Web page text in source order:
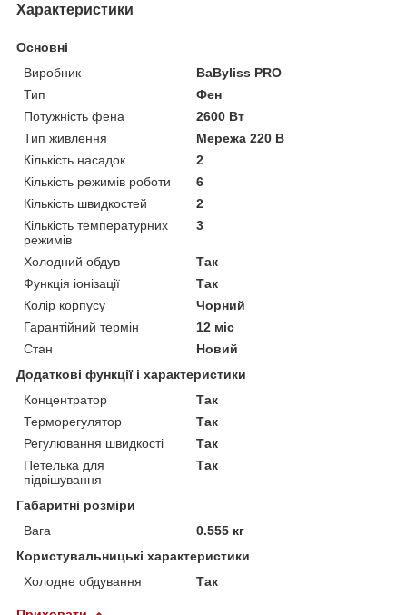
Характеристики
Основні
Виробник
BaByliss PRO
Тип
Фен
Потужність фена
2600 Вт
Тип живлення
Мережа 220 В
Кількість насадок
2
Кількість режимів роботи
6
Кількість швидкостей
2
Кількість температурних
режимів
3
Холодний обдув
Так
Функція іонізації
Так
Колір корпусу
Чорний
Гарантійний термін
12 міс
Стан
Новий
Додаткові функції і характеристики
Концентратор
Так
Терморегулятор
Так
Регулювання швидкості
Так
Петелька для
підвішування
Так
Габаритні розміри
Вага
0.555 кг
Користувальницькі характеристики
Холодне обдування
Так